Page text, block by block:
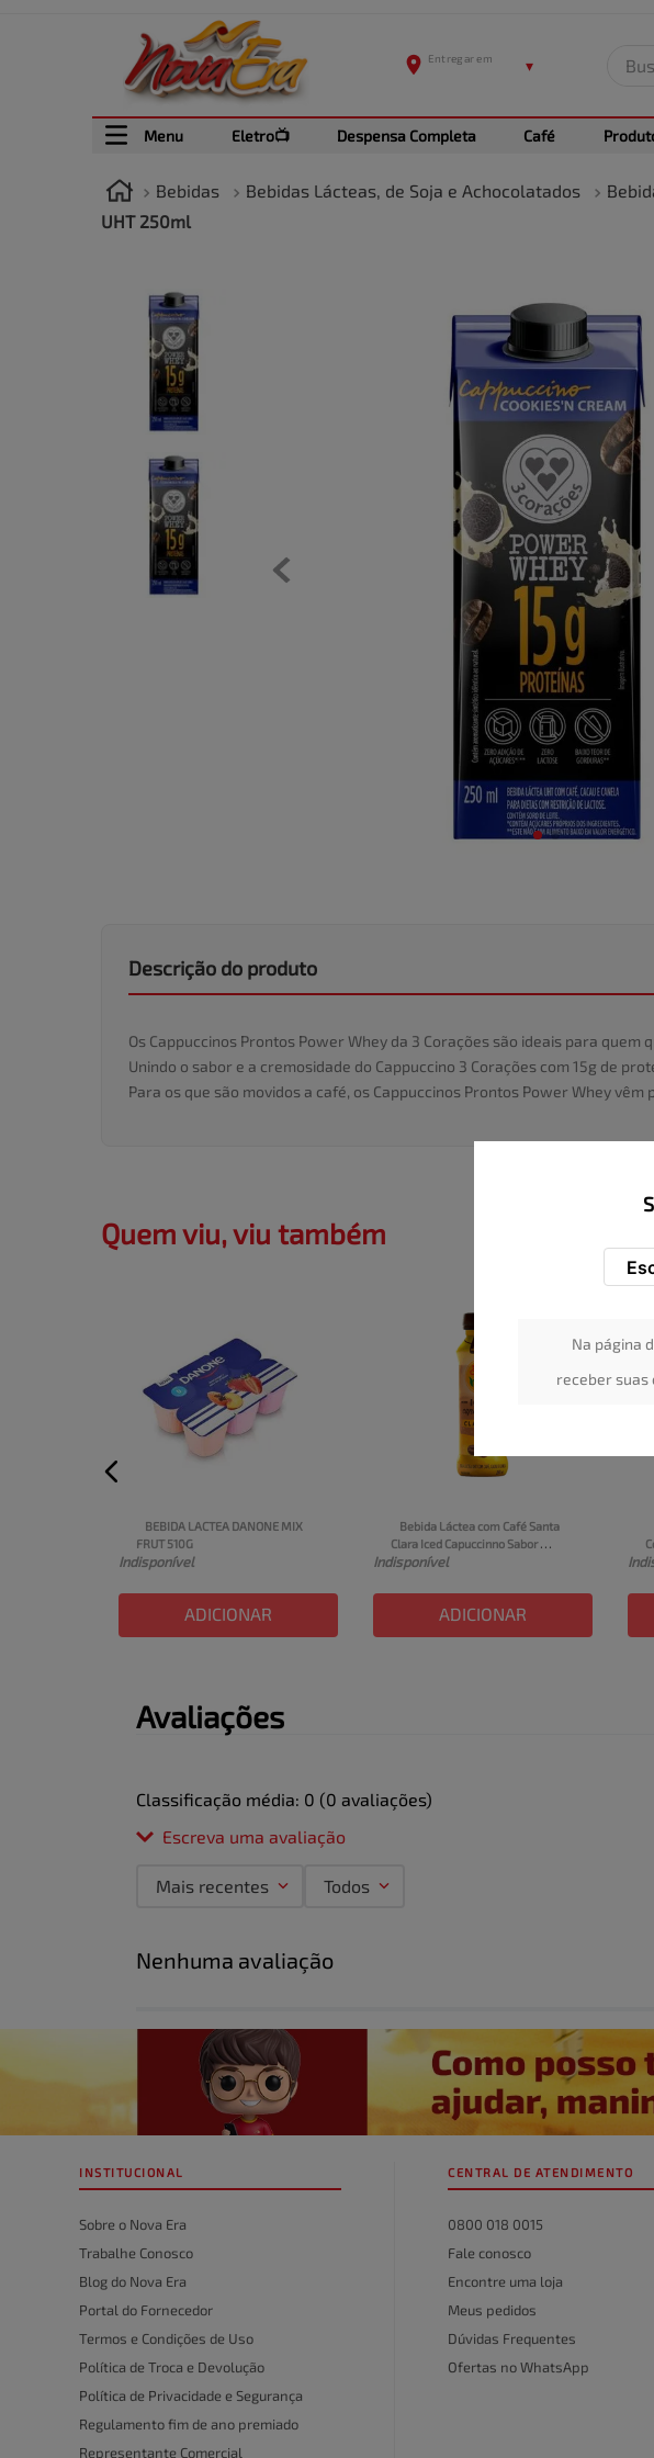
Na página
receber suas
Menu Eletro📺 Despensa Completa Café
Bebidas Bebidas Lácteas, de Soja e Achocolatados
UHT 250ml
Descrição do produto
Os Cappuccinos Prontos Power Whey da 3 Corações são ideais para quem
Unindo o sabor e a cremosidade do Cappuccino 3 Corações com 15g de
Para os que são movidos a café, os Cappuccinos Prontos Power Whey
Quem viu, viu também
BEBIDA LACTEA DANONE MIX
FRUT 510G
Indisponível
ADICIONAR
Bebida Láctea com Café Santa
Clara Iced Capuccinno Sabor
Clássico UHT 260ml
Indisponível
ADICIONAR
Avaliações
Classificação média: 0 (0 avaliações)
Escreva uma avaliação
Título
Avalie o produto de 1 a 5 estrelas
★★★★★
Seu nome
Escreva uma avaliação
Mais recentes Todos
Nenhuma avaliação
INSTITUCIONAL
Sobre o Nova Era
Trabalhe Conosco
Blog do Nova Era
Portal do Fornecedor
Termos e Condições de Uso
Política de Troca e Devolução
Política de Privacidade e Segurança
Regulamento fim de ano premiado
Representante Comercial
CENTRAL DE ATENDIMENTO
0800 018 0015
Fale conosco
Encontre uma loja
Meus pedidos
Dúvidas Frequentes
Ofertas no WhatsApp
1
leite